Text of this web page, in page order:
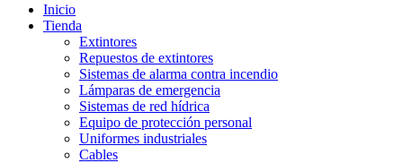
Inicio
Tienda
Extintores
Repuestos de extintores
Sistemas de alarma contra incendio
Lámparas de emergencia
Sistemas de red hídrica
Equipo de protección personal
Uniformes industriales
Cables